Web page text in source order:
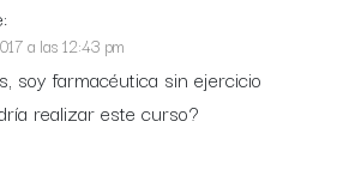
a las 12:43 pm
soy farmacéutica sin ejercicio
realizar este curso?